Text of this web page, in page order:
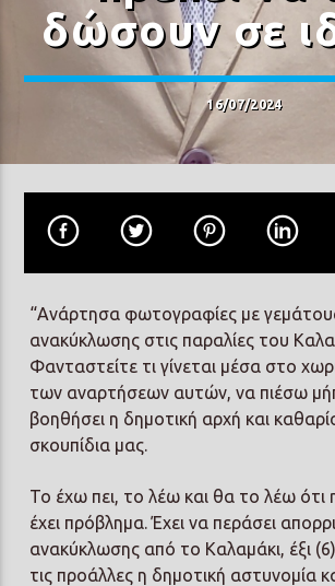
δώσουν σε
16/07/2024
“Ανάρτησα φωτογραφίες με
ανακύκλωσης στις παραλίες του
Φανταστείτε τι γίνεται μέσα στο
των αναρτήσεων αυτών, να πιέσω
βοηθήσει η δημοτική αρχή και
σκουπίδια μας.
Το έχω πει, το λέω και θα το λέω ότι
έχει πρόβλημα. Έχει να περάσει
ανακύκλωσης από το Καλαμάκι, έξι
τις προάλλες η δημοτική αστυνομία